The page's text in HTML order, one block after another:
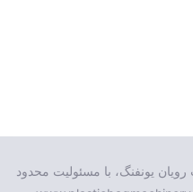
رویان یونفنگ، با مسئولیت محدود